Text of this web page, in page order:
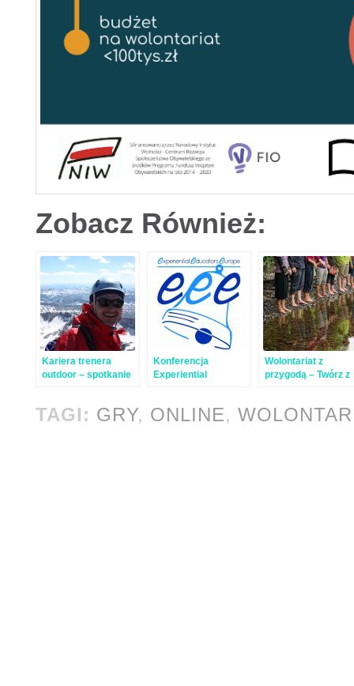
Zobacz Również:
Kariera trenera
outdoor – spotkanie
Konferencja
Experiential
Wolontariat z
przygodą – Twórz z
TAGI: GRY, ONLINE,